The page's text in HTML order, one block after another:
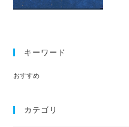
キーワード
おすすめ
カテゴリ